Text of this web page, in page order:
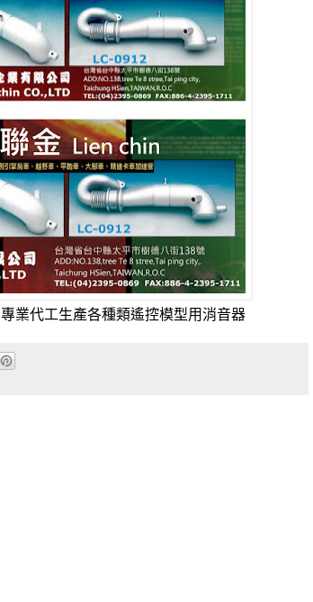
專業代工生產各種類遙控模型用消音器